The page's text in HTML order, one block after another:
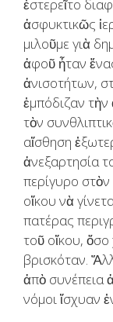
ἐστερεῖτο
ἀσφυκτικῶς
μιλοῦμε γιὰ
ἀφοῦ ἦταν
ἀνισοτήτων,
ἐμπόδιζαν
τὸν
αἴσθηση
ἀνεξαρτησία
περίγυρο
οἴκου νὰ
πατέρας
τοῦ οἴκου,
βρισκόταν.
ἀπὸ συνέπεια
νόμοι ἴσχυαν